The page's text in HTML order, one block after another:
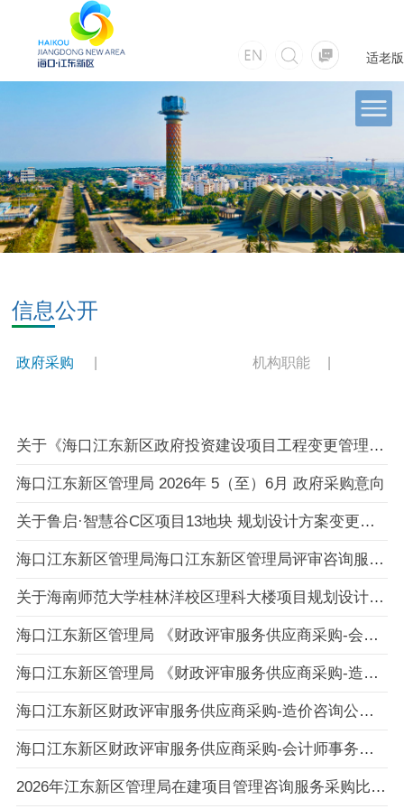
适老版
信息公开
政府采购 机构职能
关于《海口江东新区政府投资建设项目工程变更管理办法》(征求意见稿)向社会公开征询意见的公告
海口江东新区管理局 2026年 5（至）6月 政府采购意向
关于鲁启·智慧谷C区项目13地块 规划设计方案变更的公示
海口江东新区管理局海口江东新区管理局评审咨询服务直接选定采购合同政府采购合同公告
关于海南师范大学桂林洋校区理科大楼项目规划设计方案批前公示
海口江东新区管理局 《财政评审服务供应商采购-会计师事务所》比选入围公告
海口江东新区管理局 《财政评审服务供应商采购-造价咨询公司》比选入围公告
海口江东新区财政评审服务供应商采购-造价咨询公司采购比选公告
海口江东新区财政评审服务供应商采购-会计师事务所采购比选公告
2026年江东新区管理局在建项目管理咨询服务采购比选公告